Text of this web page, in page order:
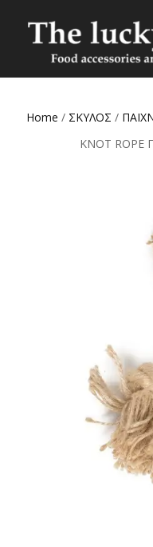
Home / ΣΚΥΛΟΣ /
KNOT ROPE